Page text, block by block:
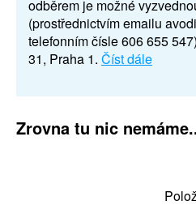
odběrem je možné
(prostřednictvím emailu
telefonním čísle 606 655
31, Praha 1. Číst dále
Zrovna tu nic